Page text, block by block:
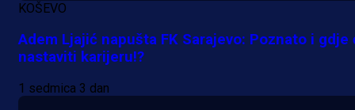
KOŠEVO
Adem Ljajić napušta FK Sarajevo: Poznato i gdje
nastaviti karijeru!?
1 sedmica 3 dan